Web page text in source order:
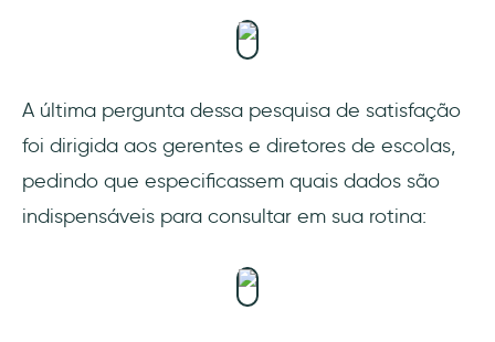
A última pergunta dessa pesquisa de satisfação
foi dirigida aos gerentes e diretores de escolas,
pedindo que especificassem quais dados são
indispensáveis para consultar em sua rotina: